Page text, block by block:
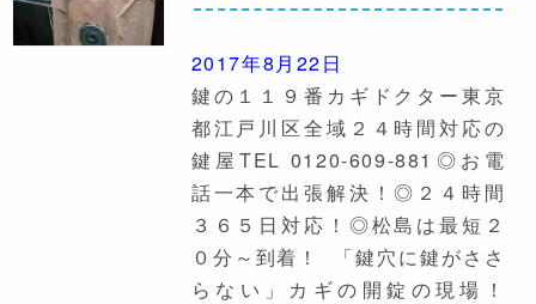
2017年8月22日
鍵の１１９番カギドクター東京
都江戸川区全域２４時間対応の
鍵屋TEL 0120-609-881◎お電
話一本で出張解決！◎２４時間
３６５日対応！◎松島は最短２
０分～到着！ 「鍵穴に鍵がささ
らない」カギの開錠の現場！